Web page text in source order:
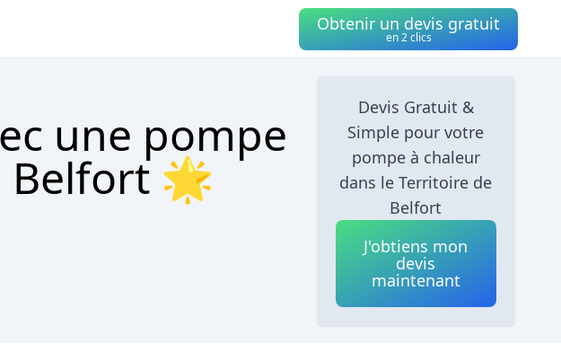
Obtenir un devis gratuit
en 2 clics
une pompe
Belfort 🌟
Devis Gratuit &
Simple pour votre
pompe à chaleur
dans le Territoire de
Belfort
J'obtiens mon
devis
maintenant